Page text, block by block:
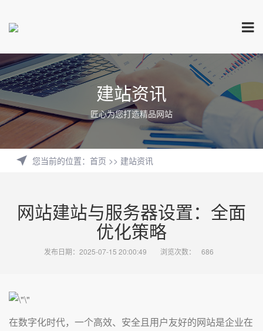
建站资讯
匠心为您打造精品网站
您当前的位置： 首页 >> 建站资讯
网站建站与服务器设置：全面
优化策略
发布日期：2025-07-15 20:00:49 浏览次数： 686
在数字化时代，一个高效、安全且用户友好的网站是企业在